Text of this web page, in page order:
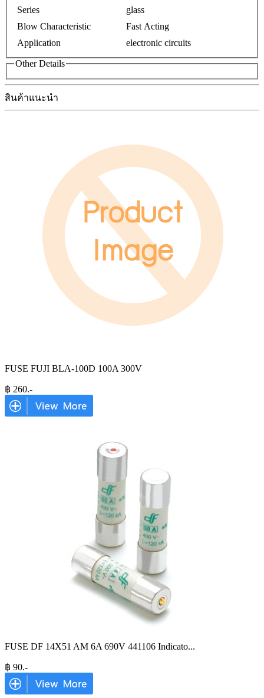
Series
glass
Blow Characteristic
Fast Acting
Application
electronic circuits
Other Details
สินค้าแนะนำ
FUSE FUJI BLA-100D 100A 300V
฿ 260.-
FUSE DF 14X51 AM 6A 690V 441106 Indicato...
฿ 90.-